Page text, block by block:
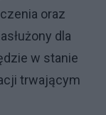
oraz
dla
w stanie
trwającym